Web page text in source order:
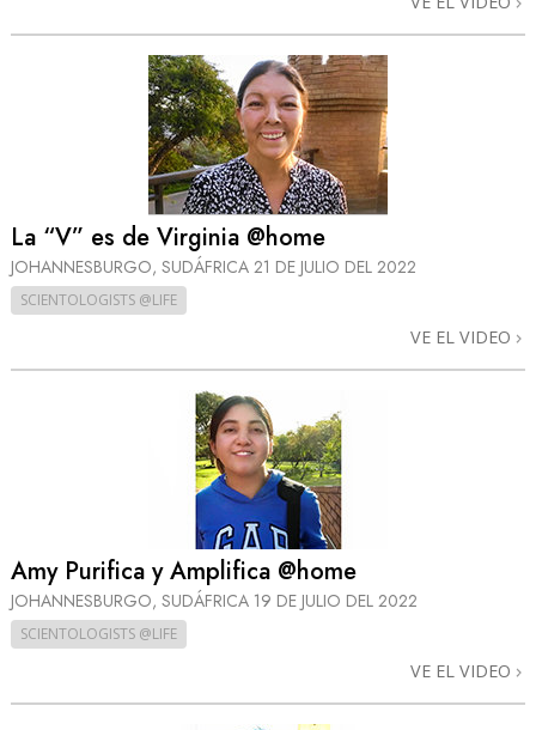
La “V” es de Virginia @home
JOHANNESBURGO, SUDÁFRICA 21 DE JULIO DEL 2022
SCIENTOLOGISTS @LIFE
VE EL VIDEO
Amy Purifica y Amplifica @home
JOHANNESBURGO, SUDÁFRICA 19 DE JULIO DEL 2022
SCIENTOLOGISTS @LIFE
VE EL VIDEO